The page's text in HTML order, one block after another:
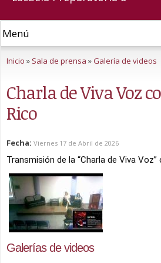
Inicio » Sala de prensa »Galería de videos
Charla de Viva Voz
Rico
Fecha: Viernes 17 de Abril de 2026
Transmisión de la “Charla de Viva Voz”
Galerías de videos